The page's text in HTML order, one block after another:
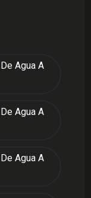
Agua A
Agua A
Agua A